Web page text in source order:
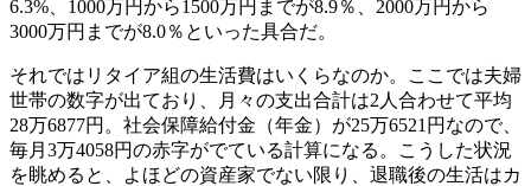
6.3%、1000万円から1500万円までが8.9％、2000万円から
3000万円までが8.0％といった具合だ。
それではリタイア組の生活費はいくらなのか。ここでは夫婦
世帯の数字が出ており、月々の支出合計は2人合わせて平均
28万6877円。社会保障給付金（年金）が25万6521円なので、
毎月3万4058円の赤字がでている計算になる。こうした状況
を眺めると、よほどの資産家でない限り、退職後の生活はカ